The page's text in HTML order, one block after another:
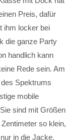
Preis, dafür
ihm locker bei
die ganze Party
handlich kann
Rede sein. Am
Spektrums
mobile
sind mit Größen
so klein,
in die Jacke,